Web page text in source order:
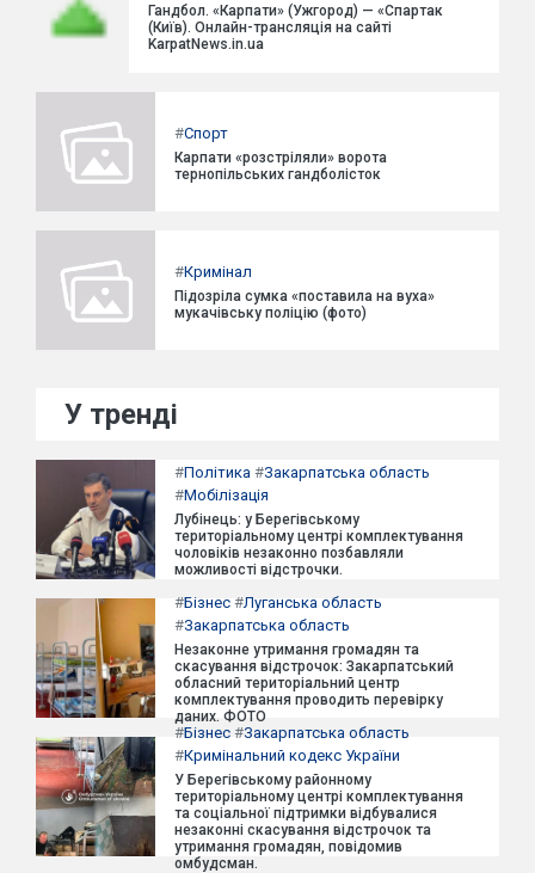
Гандбол. «Карпати» (Ужгород) — «Спартак
(Київ). Онлайн-трансляція на сайті
KarpatNews.in.ua
#Спорт
Карпати «розстріляли» ворота
тернопільських гандболісток
#Кримінал
Підозріла сумка «поставила на вуха»
мукачівську поліцію (фото)
У тренді
#Політика #Закарпатська область
#Мобілізація
Лубінець: у Берегівському
територіальному центрі комплектування
чоловіків незаконно позбавляли
можливості відстрочки.
#Бізнес #Луганська область
#Закарпатська область
Незаконне утримання громадян та
скасування відстрочок: Закарпатський
обласний територіальний центр
комплектування проводить перевірку
даних. ФОТО
#Бізнес #Закарпатська область
#Кримінальний кодекс України
У Берегівському районному
територіальному центрі комплектування
та соціальної підтримки відбувалися
незаконні скасування відстрочок та
утримання громадян, повідомив
омбудсман.